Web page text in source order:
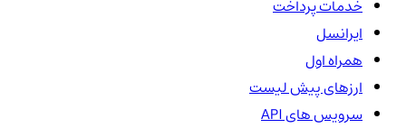
خدمات پرداخت
ایرانسل
همراه اول
ارزهای پیش لیست
سرویس های API